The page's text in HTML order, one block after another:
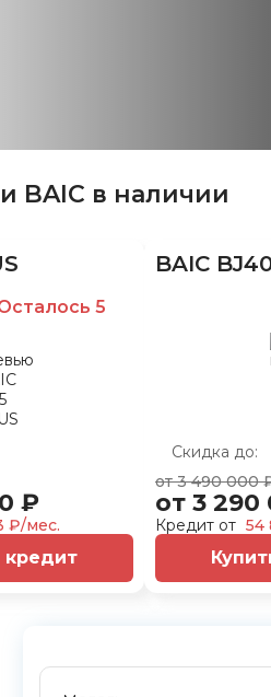
BAIC в наличии
5
₽
₽/мес.
кредит
BAIC
Скидка до:
от 3 490 000
от 3 290
Кредит от 54